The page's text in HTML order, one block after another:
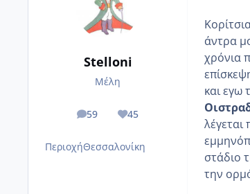
Stelloni
Μέλη
59
posts 45
Reputation
ΠεριοχήΘεσσαλονίκη
άντρα
χρόνια
και εγω
στάδιο
την